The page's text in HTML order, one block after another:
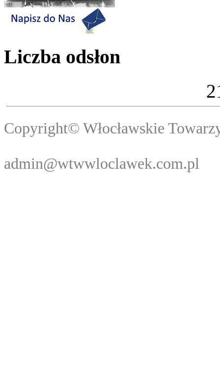
Liczba odsłon
2
Copyright©
admin@wtwwloclawek.com.pl